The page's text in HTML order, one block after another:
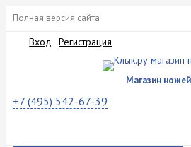
Полная версия сайта
Вход Регистрация
Магазин ножей
+7 (495) 542-67-39